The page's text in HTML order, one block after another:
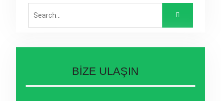
for:
BİZE ULAŞIN